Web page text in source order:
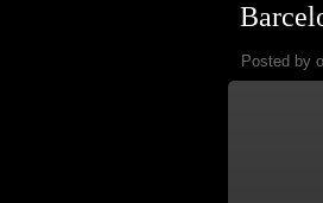
Posted by